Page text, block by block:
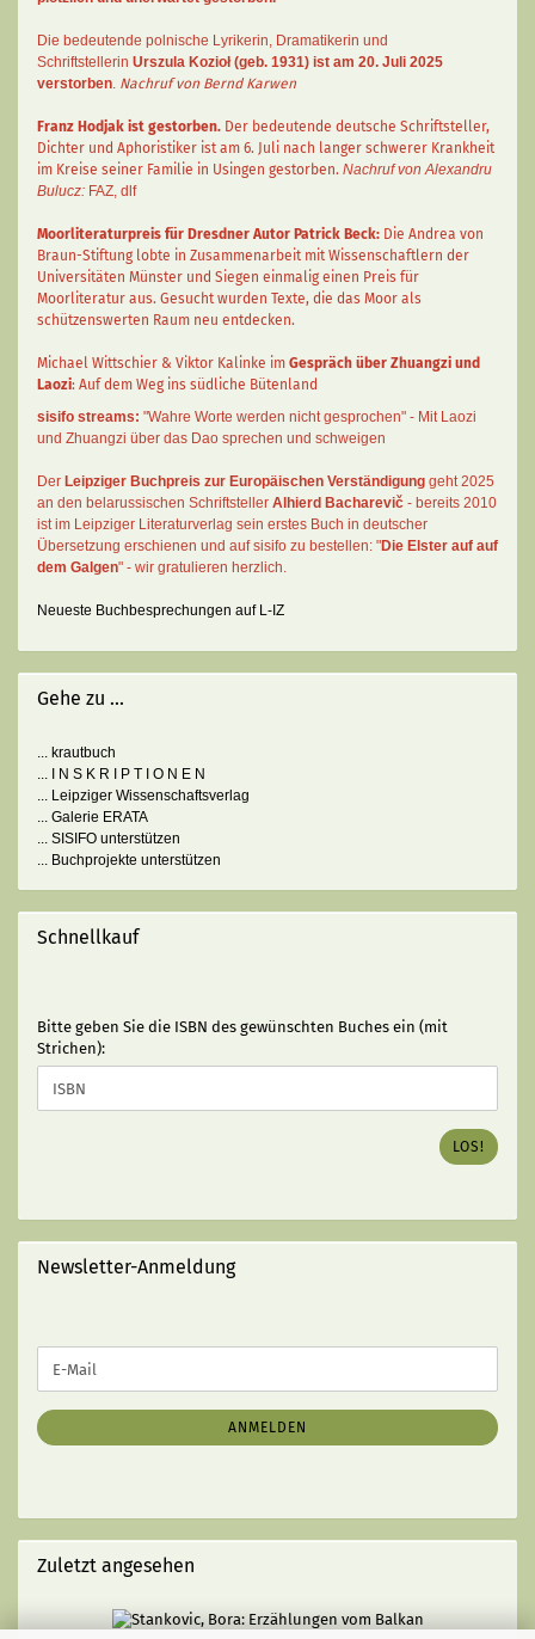
Die bedeutende polnische Lyrikerin, Dramatikerin und
Schriftstellerin Urszula Kozioł (geb. 1931) ist am 20. Juli 2025
verstorben. Nachruf von Bernd Karwen
Franz Hodjak ist gestorben. Der bedeutende deutsche Schriftsteller,
Dichter und Aphoristiker ist am 6. Juli nach langer schwerer Krankheit
im Kreise seiner Familie in Usingen gestorben. Nachruf von Alexandru
Bulucz: FAZ, dlf
Moorliteraturpreis für Dresdner Autor Patrick Beck: Die Andrea von
Braun-Stiftung lobte in Zusammenarbeit mit Wissenschaftlern der
Universitäten Münster und Siegen einmalig einen Preis für
Moorliteratur aus. Gesucht wurden Texte, die das Moor als
schützenswerten Raum neu entdecken.
Michael Wittschier & Viktor Kalinke im Gespräch über Zhuangzi und
Laozi: Auf dem Weg ins südliche Bütenland
sisifo streams: "Wahre Worte werden nicht gesprochen" - Mit Laozi
und Zhuangzi über das Dao sprechen und schweigen
Der Leipziger Buchpreis zur Europäischen Verständigung geht 2025
an den belarussischen Schriftsteller Alhierd Bacharevič - bereits 2010
ist im Leipziger Literaturverlag sein erstes Buch in deutscher
Übersetzung erschienen und auf sisifo zu bestellen: "Die Elster auf auf
dem Galgen" - wir gratulieren herzlich.
Neueste Buchbesprechungen auf L-IZ
Gehe zu ...
... krautbuch
... I N S K R I P T I O N E N
... Leipziger Wissenschaftsverlag
... Galerie ERATA
... SISIFO unterstützen
... Buchprojekte unterstützen
Schnellkauf
BITTE
GEBEN
SIE
DIE
ISBN
(MIT
STRICHEN):
Bitte geben Sie die ISBN des gewünschten Buches ein (mit
Strichen):
LOS!
Newsletter-Anmeldung
ZUR
ANMELDUNG
E-
Mail
ANMELDEN
Zuletzt angesehen